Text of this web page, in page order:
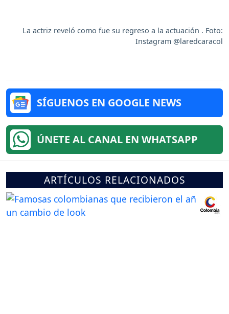
La actriz reveló como fue su regreso a la actuación . Foto:
Instagram @laredcaracol
SÍGUENOS EN GOOGLE NEWS
ÚNETE AL CANAL EN WHATSAPP
ARTÍCULOS RELACIONADOS